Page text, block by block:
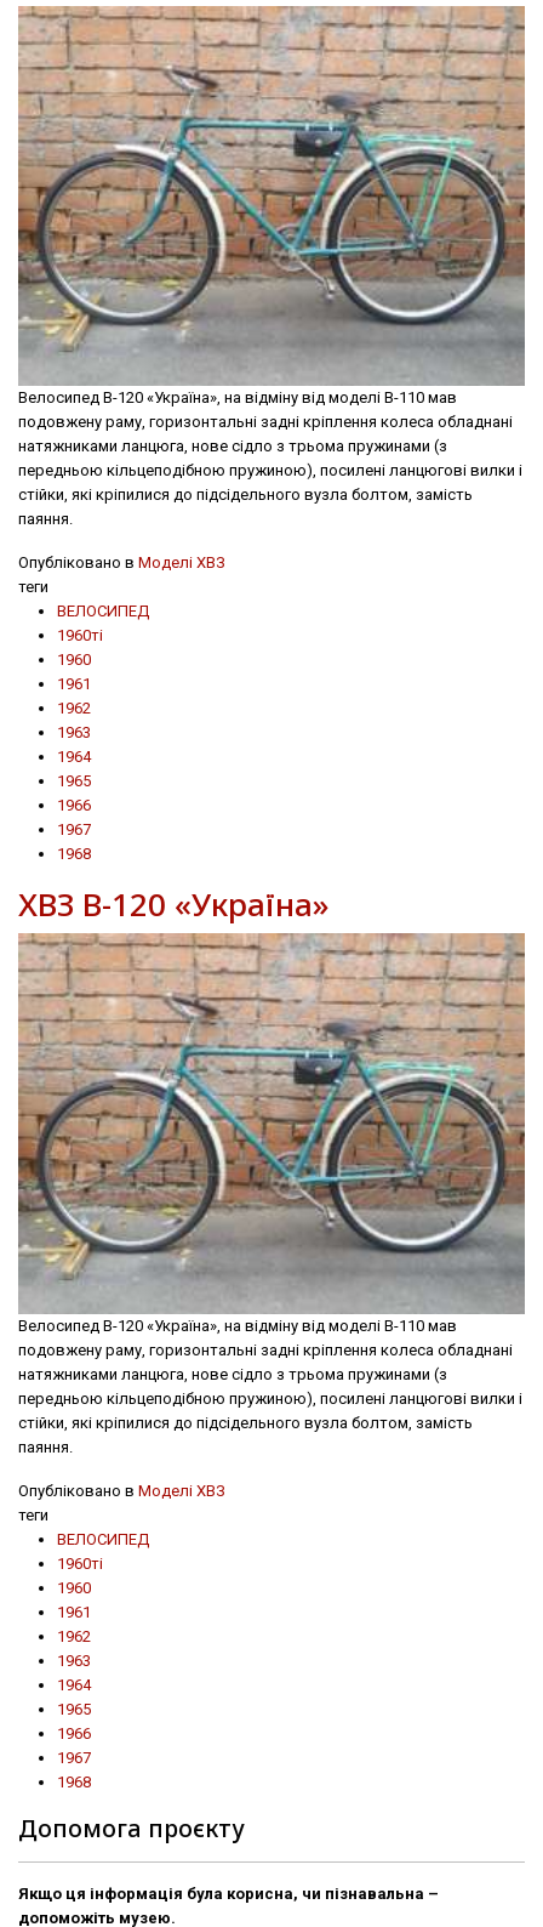
Велосипед В-120 «Україна», на відміну від моделі В-110 мав
подовжену раму, горизонтальні задні крiплення колеса обладнані
натяжниками ланцюга, нове сідло з трьома пружинами (з
передньою кільцеподібною пружиною), посилені ланцюгові вилки і
стійки, які кріпилися до підсідельного вузла болтом, замість
паяння.
Опубліковано в Моделі ХВЗ
теги
ВЕЛОСИПЕД
1960ті
1960
1961
1962
1963
1964
1965
1966
1967
1968
ХВЗ В-120 «Україна»
Велосипед В-120 «Україна», на відміну від моделі В-110 мав
подовжену раму, горизонтальні задні крiплення колеса обладнані
натяжниками ланцюга, нове сідло з трьома пружинами (з
передньою кільцеподібною пружиною), посилені ланцюгові вилки і
стійки, які кріпилися до підсідельного вузла болтом, замість
паяння.
Опубліковано в Моделі ХВЗ
теги
ВЕЛОСИПЕД
1960ті
1960
1961
1962
1963
1964
1965
1966
1967
1968
Допомога проєкту
Якщо ця інформація була корисна, чи пізнавальна –
допоможіть музею.